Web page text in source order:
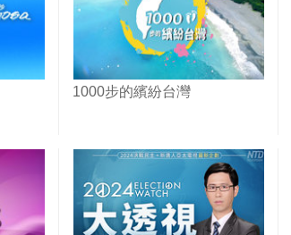
1000步的繽紛台灣